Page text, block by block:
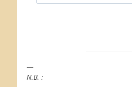
—
N.B. :